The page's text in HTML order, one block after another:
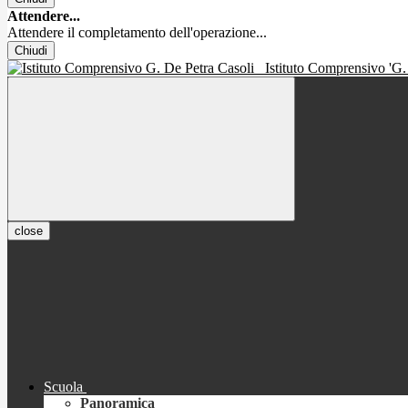
Attendere...
Attendere il completamento dell'operazione...
Chiudi
Istituto Comprensivo
close
Scuola
Panoramica